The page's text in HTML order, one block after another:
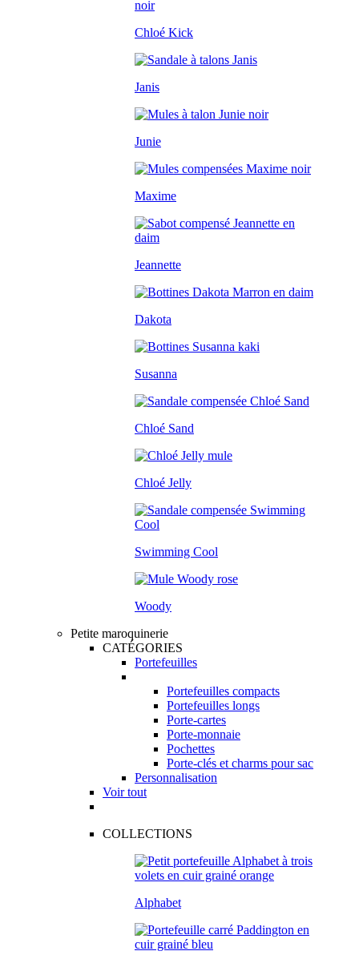
Chloé Kick
Janis
Junie
Maxime
Jeannette
Dakota
Susanna
Chloé Sand
Chloé Jelly
Swimming Cool
Woody
Petite maroquinerie
CATÉGORIES
Portefeuilles
Portefeuilles compacts
Portefeuilles longs
Porte-cartes
Porte-monnaie
Pochettes
Porte-clés et charms pour sac
Personnalisation
Voir tout
COLLECTIONS
Alphabet